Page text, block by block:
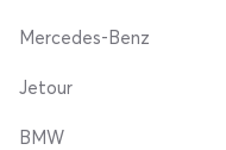
Mercedes-Benz
Jetour
BMW